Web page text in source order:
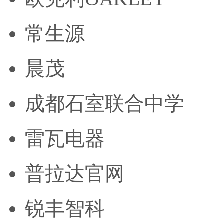
常生源
晨茂
成都石室联合中学
雷瓦电器
普拉达官网
锐丰智科